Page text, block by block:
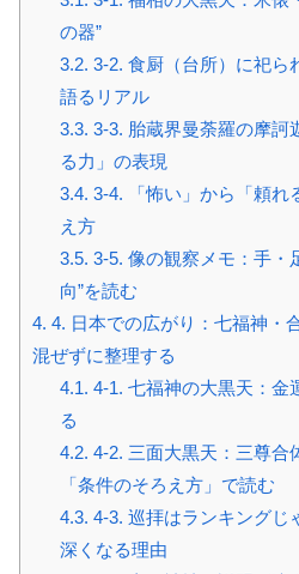
の器”
3.2. 3-2. 食厨（台所）に祀ら
語るリアル
3.3. 3-3. 胎蔵界曼荼羅の摩訶
る力」の表現
3.4. 3-4. 「怖い」から「頼れ
え方
3.5. 3-5. 像の観察メモ：手・
向”を読む
4. 4. 日本での広がり：七福神・
混ぜずに整理する
4.1. 4-1. 七福神の大黒天：金
る
4.2. 4-2. 三面大黒天：三尊合
「条件のそろえ方」で読む
4.3. 4-3. 巡拝はランキングじ
深くなる理由